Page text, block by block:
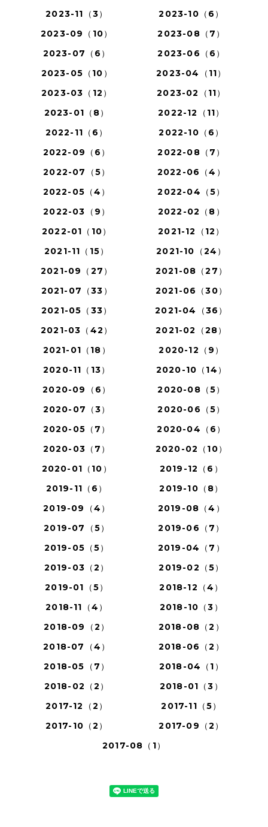
2023-11（3）
2023-10（6）
2023-09（10）
2023-08（7）
2023-07（6）
2023-06（6）
2023-05（10）
2023-04（11）
2023-03（12）
2023-02（11）
2023-01（8）
2022-12（11）
2022-11（6）
2022-10（6）
2022-09（6）
2022-08（7）
2022-07（5）
2022-06（4）
2022-05（4）
2022-04（5）
2022-03（9）
2022-02（8）
2022-01（10）
2021-12（12）
2021-11（15）
2021-10（24）
2021-09（27）
2021-08（27）
2021-07（33）
2021-06（30）
2021-05（33）
2021-04（36）
2021-03（42）
2021-02（28）
2021-01（18）
2020-12（9）
2020-11（13）
2020-10（14）
2020-09（6）
2020-08（5）
2020-07（3）
2020-06（5）
2020-05（7）
2020-04（6）
2020-03（7）
2020-02（10）
2020-01（10）
2019-12（6）
2019-11（6）
2019-10（8）
2019-09（4）
2019-08（4）
2019-07（5）
2019-06（7）
2019-05（5）
2019-04（7）
2019-03（2）
2019-02（5）
2019-01（5）
2018-12（4）
2018-11（4）
2018-10（3）
2018-09（2）
2018-08（2）
2018-07（4）
2018-06（2）
2018-05（7）
2018-04（1）
2018-02（2）
2018-01（3）
2017-12（2）
2017-11（5）
2017-10（2）
2017-09（2）
2017-08（1）